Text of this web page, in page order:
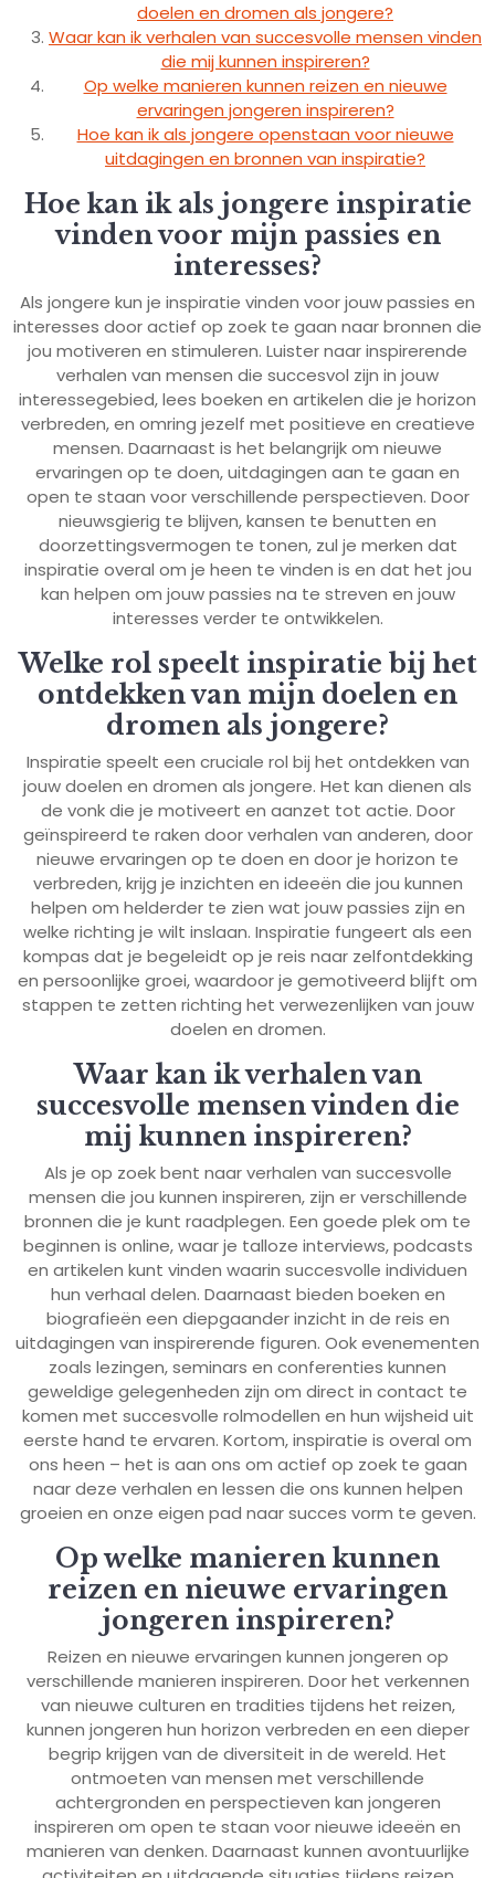
doelen en dromen als jongere?
Waar kan ik verhalen van succesvolle mensen vinden
die mij kunnen inspireren?
Op welke manieren kunnen reizen en nieuwe
ervaringen jongeren inspireren?
Hoe kan ik als jongere openstaan voor nieuwe
uitdagingen en bronnen van inspiratie?
Hoe kan ik als jongere inspiratie
vinden voor mijn passies en
interesses?
Als jongere kun je inspiratie vinden voor jouw passies en
interesses door actief op zoek te gaan naar bronnen die
jou motiveren en stimuleren. Luister naar inspirerende
verhalen van mensen die succesvol zijn in jouw
interessegebied, lees boeken en artikelen die je horizon
verbreden, en omring jezelf met positieve en creatieve
mensen. Daarnaast is het belangrijk om nieuwe
ervaringen op te doen, uitdagingen aan te gaan en
open te staan voor verschillende perspectieven. Door
nieuwsgierig te blijven, kansen te benutten en
doorzettingsvermogen te tonen, zul je merken dat
inspiratie overal om je heen te vinden is en dat het jou
kan helpen om jouw passies na te streven en jouw
interesses verder te ontwikkelen.
Welke rol speelt inspiratie bij het
ontdekken van mijn doelen en
dromen als jongere?
Inspiratie speelt een cruciale rol bij het ontdekken van
jouw doelen en dromen als jongere. Het kan dienen als
de vonk die je motiveert en aanzet tot actie. Door
geïnspireerd te raken door verhalen van anderen, door
nieuwe ervaringen op te doen en door je horizon te
verbreden, krijg je inzichten en ideeën die jou kunnen
helpen om helderder te zien wat jouw passies zijn en
welke richting je wilt inslaan. Inspiratie fungeert als een
kompas dat je begeleidt op je reis naar zelfontdekking
en persoonlijke groei, waardoor je gemotiveerd blijft om
stappen te zetten richting het verwezenlijken van jouw
doelen en dromen.
Waar kan ik verhalen van
succesvolle mensen vinden die
mij kunnen inspireren?
Als je op zoek bent naar verhalen van succesvolle
mensen die jou kunnen inspireren, zijn er verschillende
bronnen die je kunt raadplegen. Een goede plek om te
beginnen is online, waar je talloze interviews, podcasts
en artikelen kunt vinden waarin succesvolle individuen
hun verhaal delen. Daarnaast bieden boeken en
biografieën een diepgaander inzicht in de reis en
uitdagingen van inspirerende figuren. Ook evenementen
zoals lezingen, seminars en conferenties kunnen
geweldige gelegenheden zijn om direct in contact te
komen met succesvolle rolmodellen en hun wijsheid uit
eerste hand te ervaren. Kortom, inspiratie is overal om
ons heen – het is aan ons om actief op zoek te gaan
naar deze verhalen en lessen die ons kunnen helpen
groeien en onze eigen pad naar succes vorm te geven.
Op welke manieren kunnen
reizen en nieuwe ervaringen
jongeren inspireren?
Reizen en nieuwe ervaringen kunnen jongeren op
verschillende manieren inspireren. Door het verkennen
van nieuwe culturen en tradities tijdens het reizen,
kunnen jongeren hun horizon verbreden en een dieper
begrip krijgen van de diversiteit in de wereld. Het
ontmoeten van mensen met verschillende
achtergronden en perspectieven kan jongeren
inspireren om open te staan voor nieuwe ideeën en
manieren van denken. Daarnaast kunnen avontuurlijke